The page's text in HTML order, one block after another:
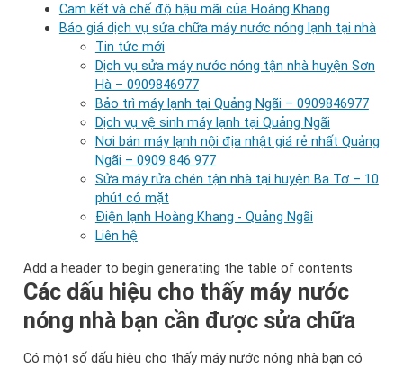
Cam kết và chế độ hậu mãi của Hoàng Khang
Báo giá dịch vụ sửa chữa máy nước nóng lạnh tại nhà
Tin tức mới
Dịch vụ sửa máy nước nóng tận nhà huyện Sơn
Hà – 0909846977
Bảo trì máy lạnh tại Quảng Ngãi – 0909846977
Dịch vụ vệ sinh máy lạnh tại Quảng Ngãi
Nơi bán máy lạnh nội địa nhật giá rẻ nhất Quảng
Ngãi – 0909 846 977
Sửa máy rửa chén tận nhà tại huyện Ba Tơ – 10
phút có mặt
Điện lạnh Hoàng Khang - Quảng Ngãi
Liên hệ
Add a header to begin generating the table of contents
Các dấu hiệu cho thấy máy nước
nóng nhà bạn cần được sửa chữa
Có một số dấu hiệu cho thấy máy nước nóng nhà bạn có